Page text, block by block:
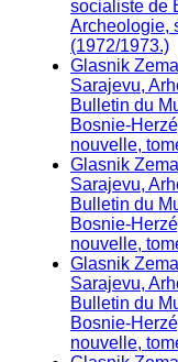
socialiste de
Archeologie,
(1972/1973.)
Glasnik
Sarajevu,
Bulletin du
Bosnie-
nouvelle,
Glasnik
Sarajevu,
Bulletin du
Bosnie-
nouvelle,
Glasnik
Sarajevu,
Bulletin du
Bosnie-
nouvelle,